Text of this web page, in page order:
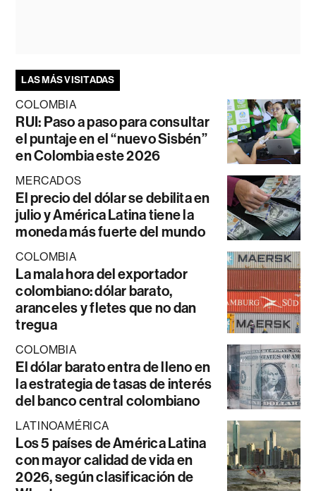
LAS MÁS VISITADAS
COLOMBIA
RUI: Paso a paso para consultar
el puntaje en el “nuevo Sisbén”
en Colombia este 2026
MERCADOS
El precio del dólar se debilita en
julio y América Latina tiene la
moneda más fuerte del mundo
COLOMBIA
La mala hora del exportador
colombiano: dólar barato,
aranceles y fletes que no dan
tregua
COLOMBIA
El dólar barato entra de lleno en
la estrategia de tasas de interés
del banco central colombiano
LATINOAMÉRICA
Los 5 países de América Latina
con mayor calidad de vida en
2026, según clasificación de